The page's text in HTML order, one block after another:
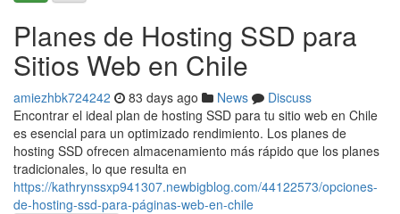
Planes de Hosting SSD para
Sitios Web en Chile
amiezhbk724242 83 days ago News
Discuss
Encontrar el ideal plan de hosting SSD para tu sitio web en Chile
es esencial para un optimizado rendimiento. Los planes de
hosting SSD ofrecen almacenamiento más rápido que los planes
tradicionales, lo que resulta en
https://kathrynssxp941307.newbigblog.com/44122573/opciones-
de-hosting-ssd-para-páginas-web-en-chile